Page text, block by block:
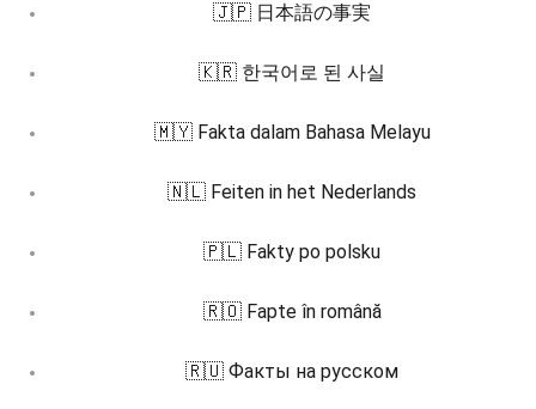
🇯🇵 日本語の事実
🇰🇷 한국어로 된 사실
🇲🇾 Fakta dalam Bahasa Melayu
🇳🇱 Feiten in het Nederlands
🇵🇱 Fakty po polsku
🇷🇴 Fapte în română
🇷🇺 Факты на русском